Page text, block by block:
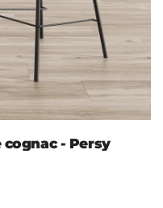
- Persy